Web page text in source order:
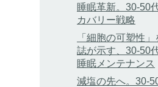
睡眠革新。30-50
カバリー戦略
「細胞の可塑性
誌が示す、30-50
睡眠メンテナンス
減塩の先へ。30-